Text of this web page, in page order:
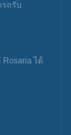
รถรับ
ได้